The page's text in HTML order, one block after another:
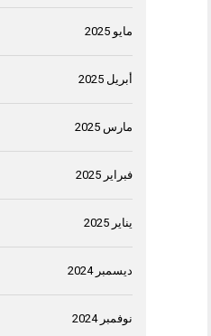
مايو 2025
أبريل 2025
مارس 2025
فبراير 2025
يناير 2025
ديسمبر 2024
نوفمبر 2024